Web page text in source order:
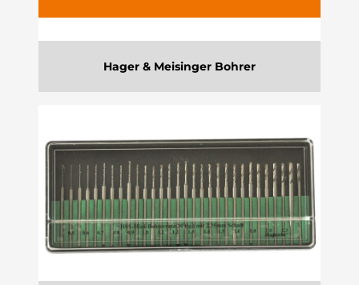
Hager & Meisinger Bohrer